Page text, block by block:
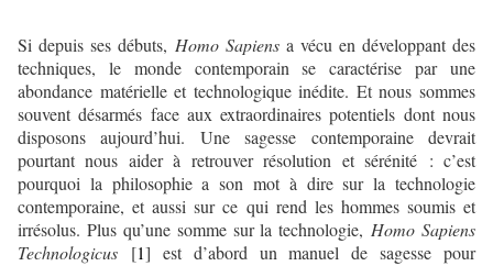
Si depuis ses débuts, Homo Sapiensa vécu en développant des
techniques, le monde contemporain se caractérise par une
abondance matérielle et technologique inédite. Et nous sommes
souvent désarmés face aux extraordinaires potentiels dont nous
disposons aujourd’hui. Une sagesse contemporaine devrait
pourtant nous aider à retrouver résolution et sérénité : c’est
pourquoi la philosophie a son mot à dire sur la technologie
contemporaine, et aussi sur ce qui rend les hommes soumis et
irrésolus. Plus qu’une somme sur la technologie, Homo Sapiens
Technologicus [1] est d’abord un manuel de sagesse pour